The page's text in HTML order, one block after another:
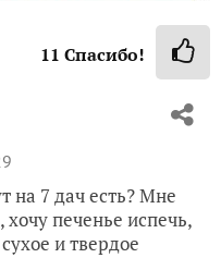
11 Спасибо!
на 7 дач есть? Мне
печенье испечь,
и твердое